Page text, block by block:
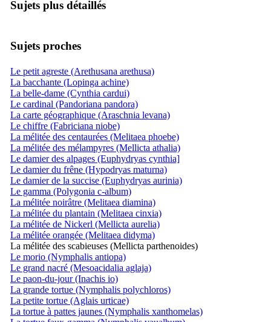
Sujets plus détaillés
Sujets proches
Le petit agreste (Arethusana arethusa)
La bacchante (Lopinga achine)
La belle-dame (Cynthia cardui)
Le cardinal (Pandoriana pandora)
La carte géographique (Araschnia levana)
Le chiffre (Fabriciana niobe)
La mélitée des centaurées (Melitaea phoebe)
La mélitée des mélampyres (Mellicta athalia)
Le damier des alpages (Euphydryas cynthia]
Le damier du frêne (Hypodryas maturna)
Le damier de la succise (Euphydryas aurinia)
Le gamma (Polygonia c-album)
La mélitée noirâtre (Melitaea diamina)
La mélitée du plantain (Melitaea cinxia)
La mélitée de Nickerl (Mellicta aurelia)
La mélitée orangée (Melitaea didyma)
La mélitée des scabieuses (Mellicta parthenoides)
Le morio (Nymphalis antiopa)
Le grand nacré (Mesoacidalia aglaja)
Le paon-du-jour (Inachis io)
La grande tortue (Nymphalis polychloros)
La petite tortue (Aglais urticae)
La tortue à pattes jaunes (Nymphalis xanthomelas)